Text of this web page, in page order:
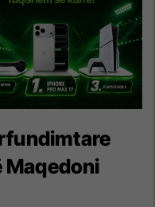
Maqedoni